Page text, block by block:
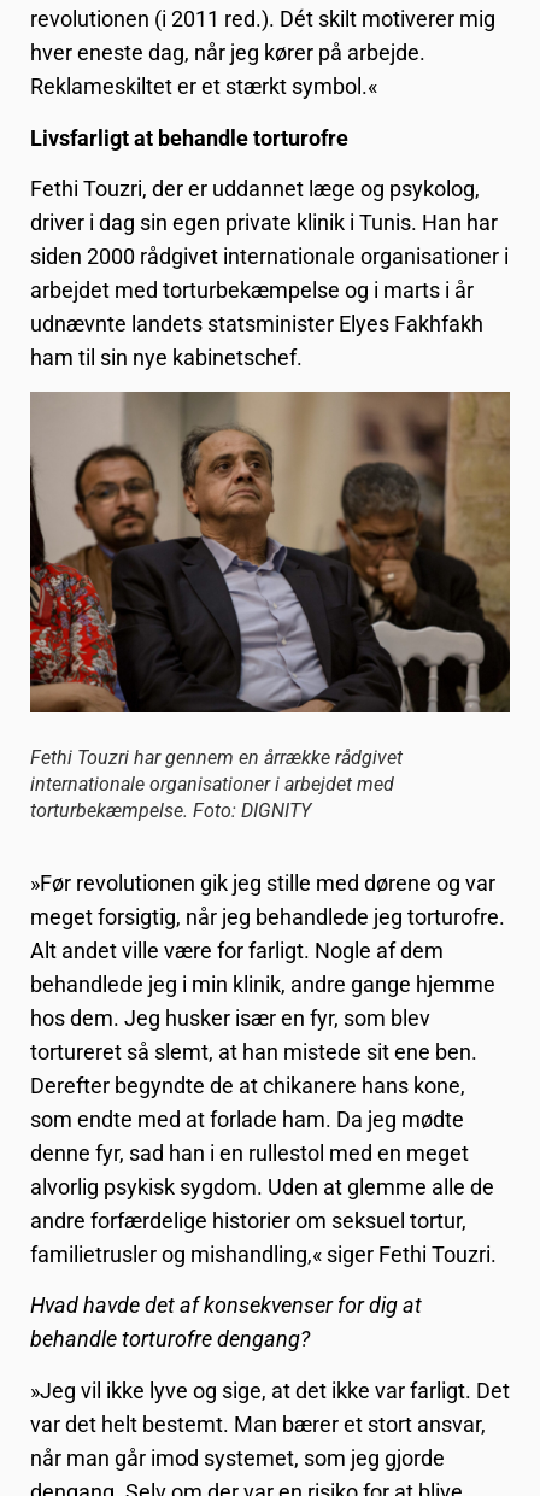
revolutionen (i 2011 red.). Dét skilt motiverer mig
hver eneste dag, når jeg kører på arbejde.
Reklameskiltet er et stærkt symbol.«
Livsfarligt at behandle torturofre
Fethi Touzri, der er uddannet læge og psykolog,
driver i dag sin egen private klinik i Tunis. Han har
siden 2000 rådgivet internationale organisationer i
arbejdet med torturbekæmpelse og i marts i år
udnævnte landets statsminister Elyes Fakhfakh
ham til sin nye kabinetschef.
Fethi Touzri har gennem en årrække rådgivet
internationale organisationer i arbejdet med
torturbekæmpelse. Foto: DIGNITY
»Før revolutionen gik jeg stille med dørene og var
meget forsigtig, når jeg behandlede jeg torturofre.
Alt andet ville være for farligt. Nogle af dem
behandlede jeg i min klinik, andre gange hjemme
hos dem. Jeg husker især en fyr, som blev
tortureret så slemt, at han mistede sit ene ben.
Derefter begyndte de at chikanere hans kone,
som endte med at forlade ham. Da jeg mødte
denne fyr, sad han i en rullestol med en meget
alvorlig psykisk sygdom. Uden at glemme alle de
andre forfærdelige historier om seksuel tortur,
familietrusler og mishandling,« siger Fethi Touzri.
Hvad havde det af konsekvenser for dig at
behandle torturofre dengang?
»Jeg vil ikke lyve og sige, at det ikke var farligt. Det
var det helt bestemt. Man bærer et stort ansvar,
når man går imod systemet, som jeg gjorde